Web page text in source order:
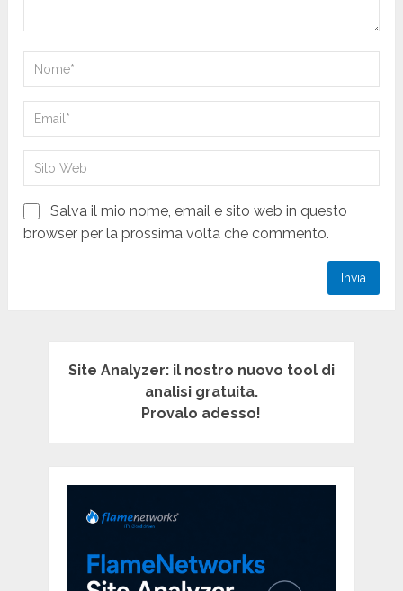
Salva il mio nome, email e sito web in questo
browser per la prossima volta che commento.
Site Analyzer: il nostro nuovo tool di
analisi gratuita.
Provalo adesso!